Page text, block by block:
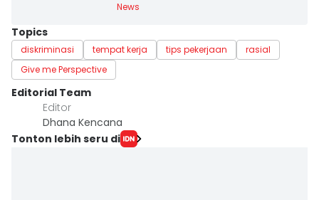
News
Topics
diskriminasi tempat kerja tips pekerjaan
rasial
Give me Perspective
Editorial Team
Editor
Dhana Kencana
Tonton lebih seru di